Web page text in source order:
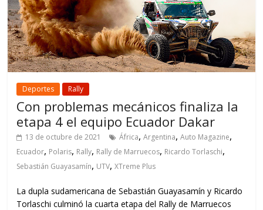
Deportes Rally
Con problemas mecánicos finaliza la
etapa 4 el equipo Ecuador Dakar
13 de octubre de 2021 África,Argentina,Auto Magazine,
Ecuador, Polaris, Rally, Rally de Marruecos, Ricardo Torlaschi,
Sebastián Guayasamín, UTV,XTreme Plus
La dupla sudamericana de Sebastián Guayasamín y Ricardo
Torlaschi culminó la cuarta etapa del Rally de Marruecos